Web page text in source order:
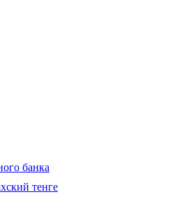
банка
тенге